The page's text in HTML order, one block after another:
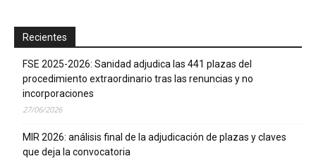
Recientes
FSE 2025-2026: Sanidad adjudica las 441 plazas del
procedimiento extraordinario tras las renuncias y no
incorporaciones
27/06/2026
MIR 2026: análisis final de la adjudicación de plazas y claves
que deja la convocatoria